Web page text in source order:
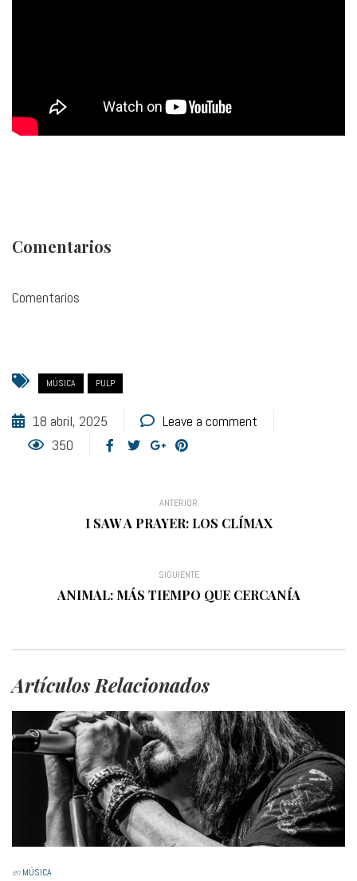
Comentarios
Comentarios
MÚSICA PULP
18 abril, 2025
Leave a comment
350
ANTERIOR
I SAW A PRAYER: LOS CLÍMAX
SIGUIENTE
ANIMAL: MÁS TIEMPO QUE CERCANÍA
Artículos Relacionados
enMÚSICA